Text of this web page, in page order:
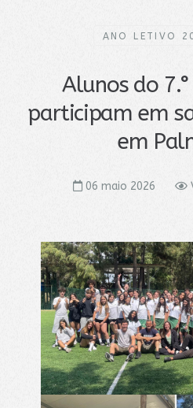
ANO LETIVO
Alunos do
participam em
em
06 maio 2026